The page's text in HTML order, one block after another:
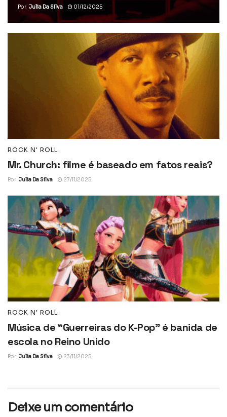
Por Julia Da Silva 01/12/2025
ROCK N' ROLL
Mr. Church: filme é baseado em fatos reais?
Por Julia Da Silva 27/11/2025
ROCK N' ROLL
Música de “Guerreiras do K-Pop” é banida de
escola no Reino Unido
Por Julia Da Silva 23/11/2025
Deixe um comentário